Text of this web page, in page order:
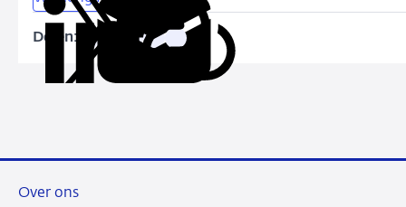
trade:
a
Delen:
Deel
via
DeelDeelKopieer
Over ons